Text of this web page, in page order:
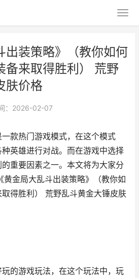
出装策略》（教你如何
备来取得胜利） 荒野
肤价格
：2026-02-07
款热门游戏模式，在这个模式
英雄进行对战。而在游戏中选择
重要因素之一。本文将为大家分
黄金局大乱斗出装策略》（教你如
得胜利） 荒野乱斗黄金大锤皮肤
的游戏玩法，在这个玩法中，玩